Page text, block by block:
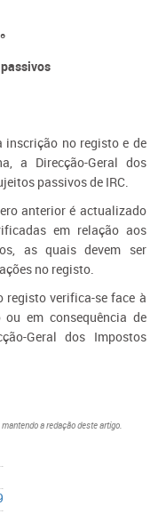
inscrição no registo e de
a Direcção-Geral dos
passivos de IRC.
anterior é actualizado
em relação aos
as quais devem ser
no registo.
registo verifica-se face à
ou em consequência de
Geral dos Impostos
a redação deste artigo.